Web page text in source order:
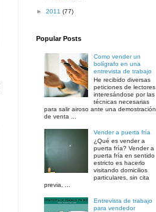
► 2011 (77)
Popular Posts
Como vender un
bolígrafo en una
entrevista de trabajo
He recibido diversas
peticiones de lectores
interesándose por las
técnicas necesarias
para salir airoso ante una demostración
de venta ...
Vender a puerta fría
¿Qué es vender a
puerta fría? Vender a
puerta fría en sentido
estricto es hacerlo
visitando domicilios
particulares, sin cita
previa, ...
Entrevista de trabajo
para vendedor